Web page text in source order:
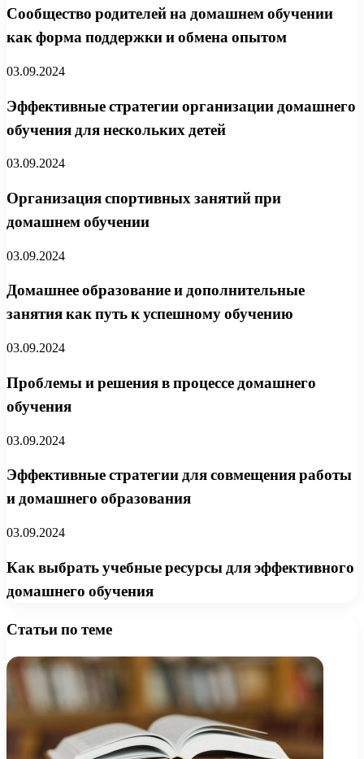
Сообщество родителей на домашнем обучении
как форма поддержки и обмена опытом
03.09.2024
Эффективные стратегии организации домашнего
обучения для нескольких детей
03.09.2024
Организация спортивных занятий при
домашнем обучении
03.09.2024
Домашнее образование и дополнительные
занятия как путь к успешному обучению
03.09.2024
Проблемы и решения в процессе домашнего
обучения
03.09.2024
Эффективные стратегии для совмещения работы
и домашнего образования
03.09.2024
Как выбрать учебные ресурсы для эффективного
домашнего обучения
Статьи по теме